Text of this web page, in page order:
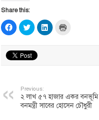
Share this:
Click
to
share
Facebook
(Opens
in
Click
to
share
Twitter
(Opens
in
Click
to
Previous:
২ লাখ ৫৭ হাজার একর
বনমন্ত্রী সাবের হোসেন চৌধুরী